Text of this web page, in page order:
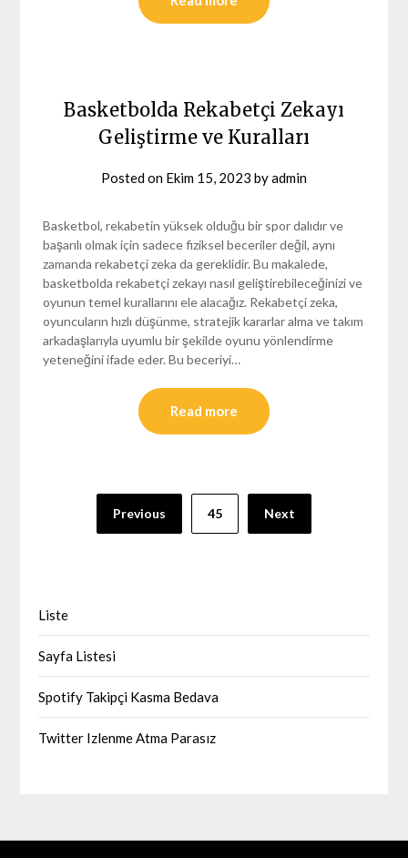
Basketbolda Rekabetçi Zekayı
Geliştirme ve Kuralları
Posted on Ekim 15, 2023 byadmin
Basketbol, rekabetin yüksek olduğu bir spor dalıdır ve
başarılı olmak için sadece fiziksel beceriler değil, aynı
zamanda rekabetçi zeka da gereklidir. Bu makalede,
basketbolda rekabetçi zekayı nasıl geliştirebileceğinizi ve
oyunun temel kurallarını ele alacağız. Rekabetçi zeka,
oyuncuların hızlı düşünme, stratejik kararlar alma ve takım
arkadaşlarıyla uyumlu bir şekilde oyunu yönlendirme
yeteneğini ifade eder. Bu beceriyi…
Read more
sayfalaması
Previous 45 Next
Liste
Sayfa Listesi
Spotify Takipçi Kasma Bedava
Twitter Izlenme Atma Parasız